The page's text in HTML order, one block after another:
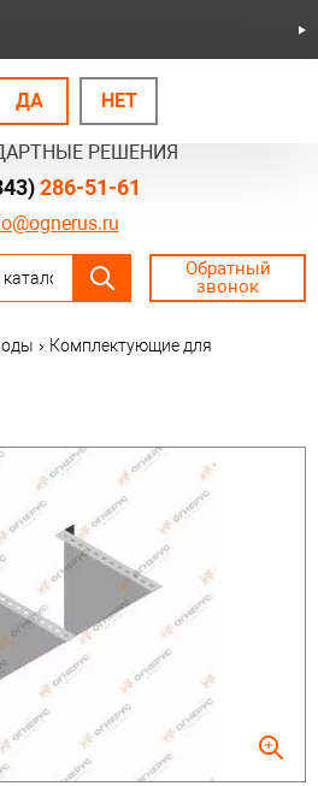
СИСТЕМЫ
РЕШЕНИЯ
ДА НЕТ
286-51-61
Обратный
звонок
› Комплектующие для